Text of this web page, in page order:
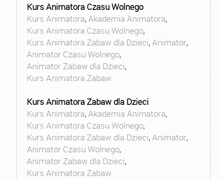
Kurs Animatora Czasu Wolnego
Kurs Animatora,Akademia Animatora,
Kurs Animatora Czasu Wolnego,
Kurs Animatora Zabaw dla Dzieci,Animator,
Animator Czasu Wolnego,
Animator Zabaw dla Dzieci,
Kurs Animatora Zabaw
Kurs Animatora Zabaw dla Dzieci
Kurs Animatora,Akademia Animatora,
Kurs Animatora Czasu Wolnego,
Kurs Animatora Zabaw dla Dzieci,Animator,
Animator Czasu Wolnego,
Animator Zabaw dla Dzieci,
Kurs Animatora Zabaw